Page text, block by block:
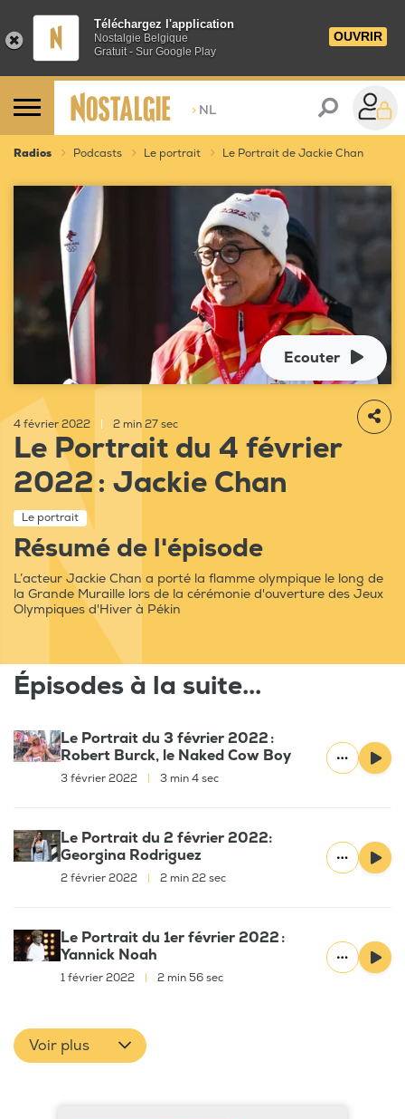
Téléchargez l'application
Nostalgie Belgique
Gratuit - Sur Google Play
OUVRIR
> NL
Radios Podcasts Le portrait Le Portrait de Jackie Chan
Ecouter
4 février 2022 2 min 27 sec
Le Portrait du 4 février
2022 : Jackie Chan
Le portrait
Résumé de l'épisode
L’acteur Jackie Chan a porté la flamme olympique le long de
la Grande Muraille lors de la cérémonie d'ouverture des Jeux
Olympiques d'Hiver à Pékin
Épisodes à la suite...
Le Portrait du 3 février 2022 :
Robert Burck, le Naked Cow Boy
3 février 2022 3 min 4 sec
Le Portrait du 2 février 2022:
Georgina Rodriguez
2 février 2022 2 min 22 sec
Le Portrait du 1er février 2022 :
Yannick Noah
1 février 2022 2 min 56 sec
Voir plus